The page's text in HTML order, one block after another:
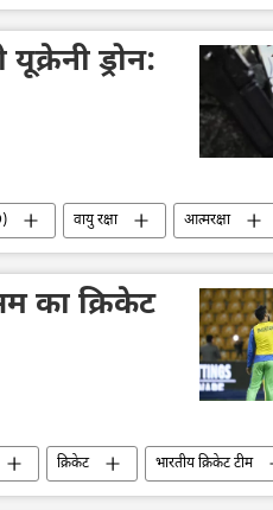
भारत
ड्रोन:
वायु रक्षा
आत्मरक्षा
बल
यूक्रेन का जवाबी हमला
का क्रिकेट
क्रिकेट
भारतीय क्रिकेट टीम